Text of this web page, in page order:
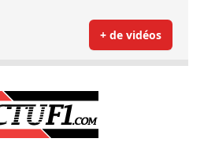
+ de vidéos